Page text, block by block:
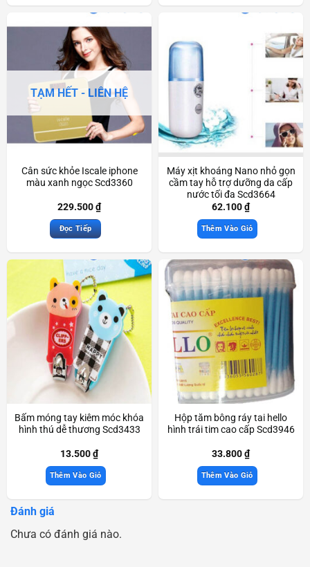
TẠM HẾT - LIÊN HỆ
Cân sức khỏe Iscale iphone
màu xanh ngọc Scd3360
229.500₫
Đọc Tiếp
Máy xịt khoáng Nano nhỏ gọn
cầm tay hỗ trợ dưỡng da cấp
nước tối đa Scd3664
62.100₫
Thêm Vào Giỏ
Bấm móng tay kiêm móc khóa
hình thú dễ thương Scd3433
13.500₫
Thêm Vào Giỏ
Hộp tăm bông ráy tai hello
hình trái tim cao cấp Scd3946
33.800₫
Thêm Vào Giỏ
Đánh giá
Chưa có đánh giá nào.